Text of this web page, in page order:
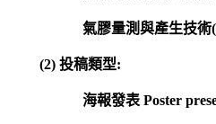
氣膠量測與產生技術(
(2) 投稿類型:
海報發表 Poster